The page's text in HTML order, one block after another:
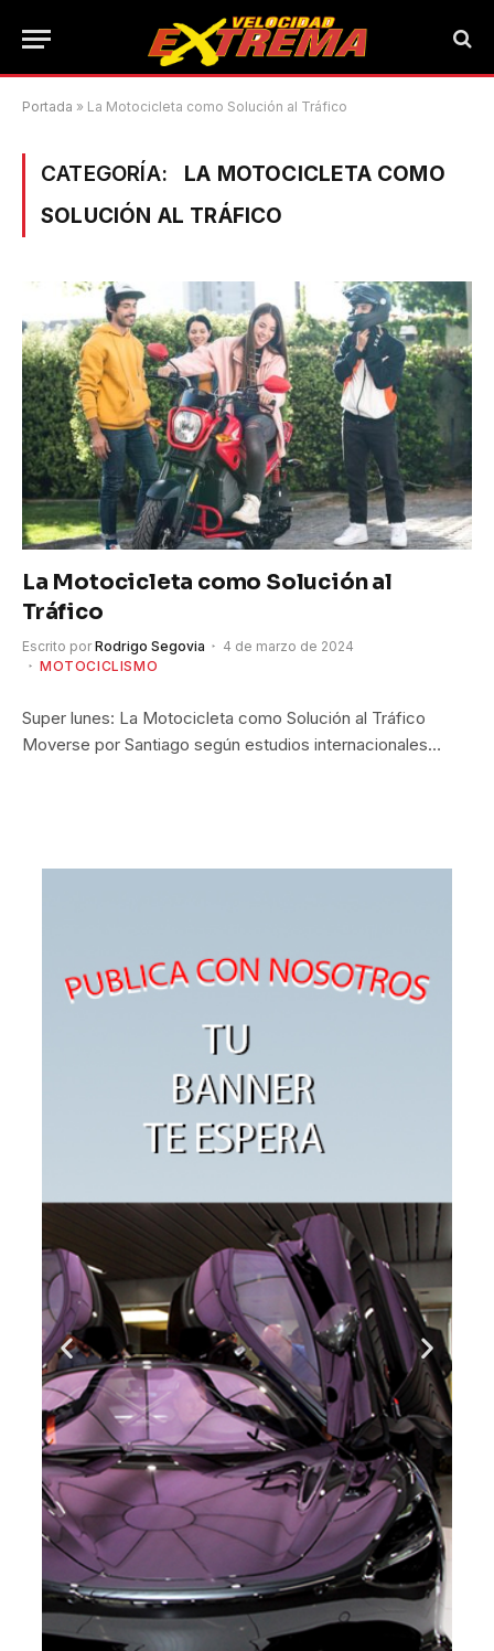
Portada » La Motocicleta como Solución al Tráfico
CATEGORÍA:
LA MOTOCICLETA COMO
SOLUCIÓN AL TRÁFICO
La Motocicleta como Solución al
Tráfico
Escrito por Rodrigo Segovia
4 de marzo de 2024
MOTOCICLISMO
Super lunes: La Motocicleta como Solución al Tráfico
Moverse por Santiago según estudios internacionales…